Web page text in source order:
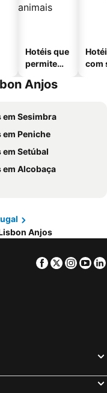
Hotéis que
permitem
com
Anjos
em Sesimbra
em Peniche
em Setúbal
em Alcobaça
Anjos
Facebook
Twitter